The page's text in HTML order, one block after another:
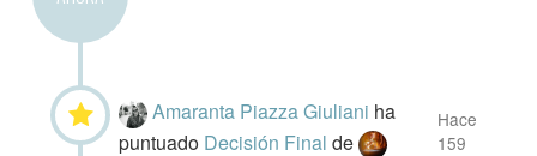
Amaranta Piazza Giuliani ha
puntuado Decisión Finalde
Hace
159